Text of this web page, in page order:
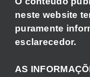
neste website
puramente
esclarecedor.
AS